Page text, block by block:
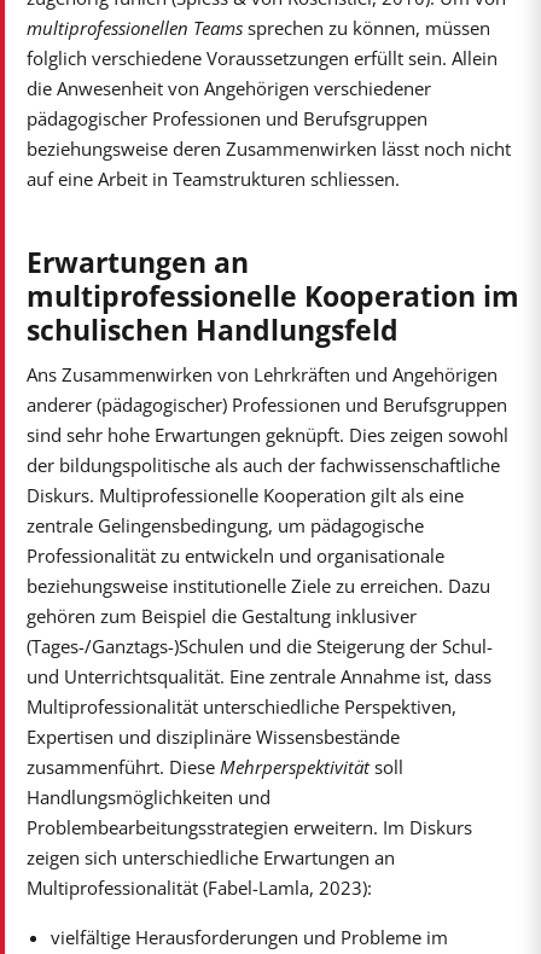
multiprofessionellen Teams sprechen zu können, müssen
folglich verschiedene Voraussetzungen erfüllt sein. Allein
die Anwesenheit von Angehörigen verschiedener
pädagogischer Professionen und Berufsgruppen
beziehungsweise deren Zusammenwirken lässt noch nicht
auf eine Arbeit in Teamstrukturen schliessen.
Erwartungen an
multiprofessionelle Kooperation im
schulischen Handlungsfeld
Ans Zusammenwirken von Lehrkräften und Angehörigen
anderer (pädagogischer) Professionen und Berufsgruppen
sind sehr hohe Erwartungen geknüpft. Dies zeigen sowohl
der bildungspolitische als auch der fachwissenschaftliche
Diskurs. Multiprofessionelle Kooperation gilt als eine
zentrale Gelingensbedingung, um pädagogische
Professionalität zu entwickeln und organisationale
beziehungsweise institutionelle Ziele zu erreichen. Dazu
gehören zum Beispiel die Gestaltung inklusiver
(Tages-/Ganztags-)Schulen und die Steigerung der Schul-
und Unterrichtsqualität. Eine zentrale Annahme ist, dass
Multiprofessionalität unterschiedliche Perspektiven,
Expertisen und disziplinäre Wissensbestände
zusammenführt. Diese Mehrperspektivitätsoll
Handlungsmöglichkeiten und
Problembearbeitungsstrategien erweitern. Im Diskurs
zeigen sich unterschiedliche Erwartungen an
Multiprofessionalität (Fabel-Lamla, 2023):
vielfältige Herausforderungen und Probleme im